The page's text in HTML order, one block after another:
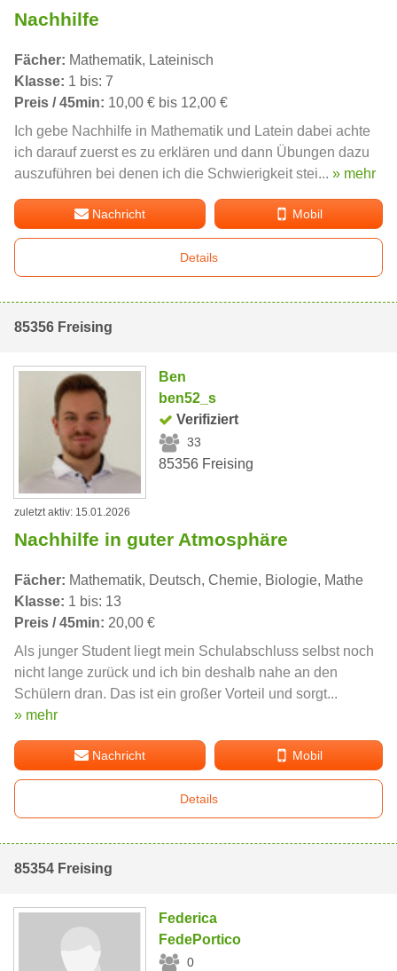
Nachhilfe
Fächer: Mathematik, Lateinisch
Klasse: 1 bis: 7
Preis / 45min: 10,00 € bis 12,00 €
Ich gebe Nachhilfe in Mathematik und Latein dabei achte
ich darauf zuerst es zu erklären und dann Übungen dazu
auszuführen bei denen ich die Schwierigkeit stei... » mehr
Nachricht Mobil
Details
85356 Freising
Ben
ben52_s
Verifiziert
33
85356 Freising
zuletzt aktiv: 15.01.2026
Nachhilfe in guter Atmosphäre
Fächer: Mathematik, Deutsch, Chemie, Biologie, Mathe
Klasse: 1 bis: 13
Preis / 45min: 20,00 €
Als junger Student liegt mein Schulabschluss selbst noch
nicht lange zurück und ich bin deshalb nahe an den
Schülern dran. Das ist ein großer Vorteil und sorgt...
» mehr
Nachricht Mobil
Details
85354 Freising
Federica
FedePortico
0